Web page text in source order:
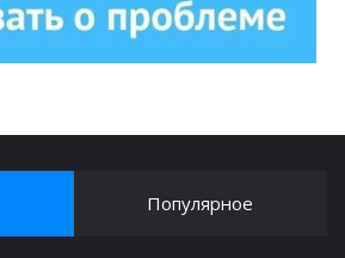
Популярное